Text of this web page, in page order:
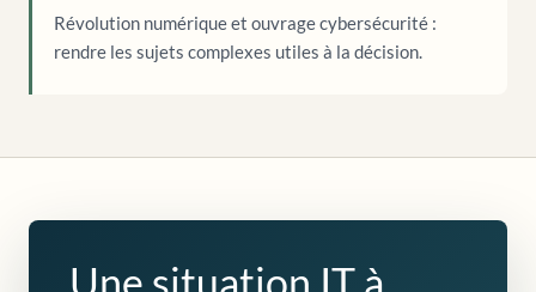
Révolution numérique et ouvrage cybersécurité :
rendre les sujets complexes utiles à la décision.
Une situation IT à